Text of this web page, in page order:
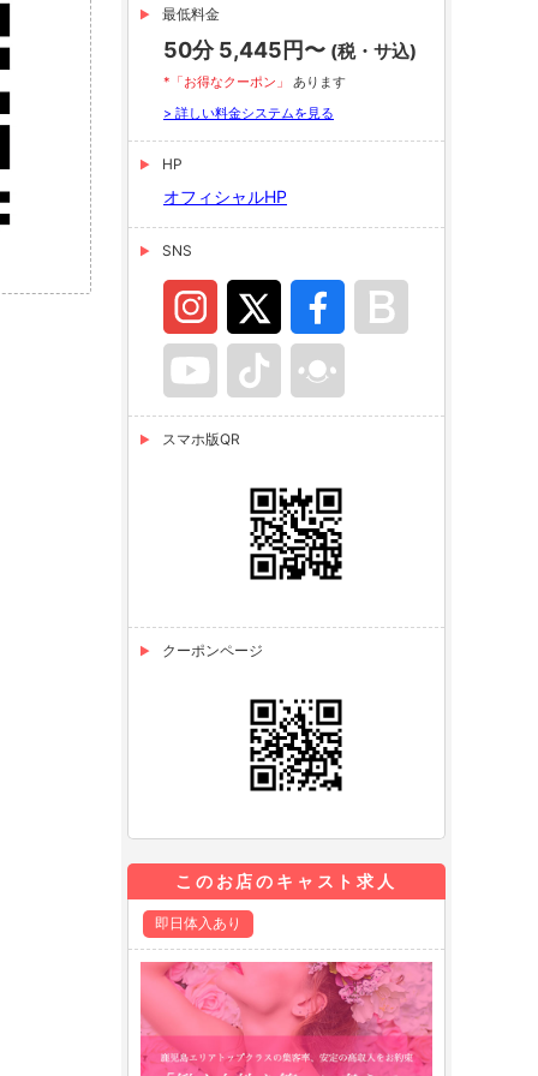
最低料金
50分 5,445円〜 (税・サ込)
*「お得なクーポン」 あります
> 詳しい料金システムを見る
HP
オフィシャルHP
SNS
スマホ版QR
クーポンページ
このお店のキャスト求人
即日体入あり